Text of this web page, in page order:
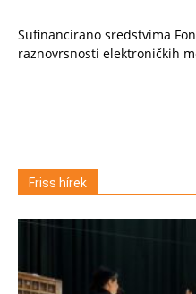
Sufinancirano sredstvima
raznovrsnosti elektroničkih
Friss hírek